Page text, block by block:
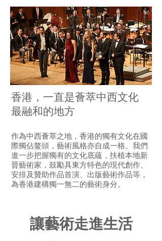
香港，一直是薈萃中西文化
最融和的地方
作為中西薈萃之地，香港的獨有文化在國
際獨佔鳌頭，藝術風格亦自成一格。我們
進一步把握獨有的文化底蘊，扶植本地新
晉藝術家，鼓勵具東方特色的現代創作、
安排及贊助作品首演、出版藝術作品等，
為香港建構獨一無二的藝術身分。
讓藝術走進生活